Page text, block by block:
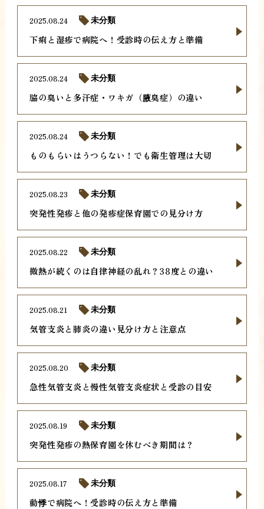
下痢と湿疹で病院へ！受診時の伝え方と準備
2025.08.24 未分類
脇の臭いと多汗症・ワキガ（腋臭症）の違い
2025.08.24 未分類
ものもらいはうつらない！でも衛生管理は大切
2025.08.24 未分類
突発性発疹と他の発疹症保育園での見分け方
2025.08.23 未分類
微熱が続くのは自律神経の乱れ？38度との違い
2025.08.22 未分類
気管支炎と肺炎の違い見分け方と注意点
2025.08.21 未分類
急性気管支炎と慢性気管支炎症状と受診の目安
2025.08.20 未分類
突発性発疹の熱保育園を休むべき期間は？
2025.08.19 未分類
動悸で病院へ！受診時の伝え方と準備
2025.08.17 未分類